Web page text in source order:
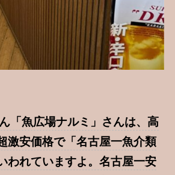
「魚広場ナルミ」さんは、高
激安価格で「名古屋一魚介類
われていますよ。名古屋一安